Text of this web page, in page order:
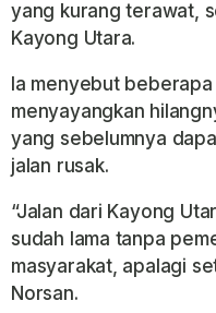
yang kurang terawat,
Kayong Utara.
Ia menyebut
menyayangkan
yang sebelumnya
jalan rusak.
“Jalan dari Kayong
sudah lama tanpa
masyarakat, apalagi
Norsan.